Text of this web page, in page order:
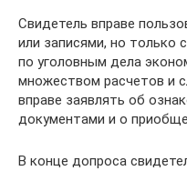
Свидетель вправе
или записями, но только
по уголовным дела
множеством расчетов и
вправе заявлять об
документами и о
В конце допроса